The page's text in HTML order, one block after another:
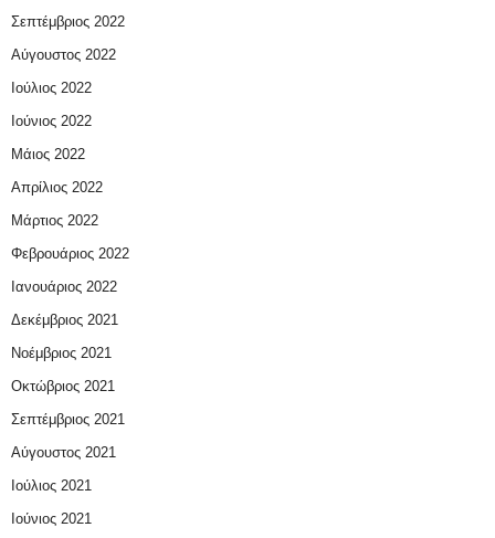
Σεπτέμβριος 2022
Αύγουστος 2022
Ιούλιος 2022
Ιούνιος 2022
Μάιος 2022
Απρίλιος 2022
Μάρτιος 2022
Φεβρουάριος 2022
Ιανουάριος 2022
Δεκέμβριος 2021
Νοέμβριος 2021
Οκτώβριος 2021
Σεπτέμβριος 2021
Αύγουστος 2021
Ιούλιος 2021
Ιούνιος 2021